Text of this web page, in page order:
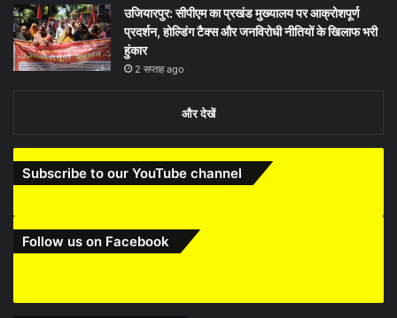
उजियारपुर: सीपीएम का प्रखंड मुख्यालय पर आक्रोशपूर्ण
प्रदर्शन, होल्डिंग टैक्स और जनविरोधी नीतियों के खिलाफ भरी
हुंकार
2 सप्ताह ago
और देखें
Subscribe to our YouTube channel
Follow us on Facebook